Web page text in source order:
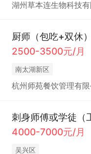
湖州草本连生物科技有
厨师（包吃+双休）
2500-3500元/月
南太湖新区
杭州师苑餐饮管理有
刺身师傅或学徒（
4000-7000元/月
吴兴区